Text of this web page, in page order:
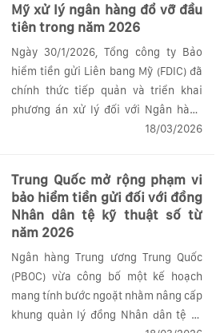
thứ...
Mỹ xử lý ngân hàng đổ vỡ đầu
tiên trong năm 2026
Ngày 30/1/2026, Tổng công ty Bảo
hiểm tiền gửi Liên bang Mỹ (FDIC) đã
chính thức tiếp quản và triển khai
phương án xử lý đối với Ngân hàng
Metropolitan Capital Bank &amp;
vụ đổ vỡ ngân hàng đầu tiên tại Mỹ
trong năm 2026.
18/03/2026
Trung Quốc mở rộng phạm vi
bảo hiểm tiền gửi đối với đồng
Nhân dân tệ kỹ thuật số từ
năm 2026
Ngân hàng Trung ương Trung Quốc
(PBOC) vừa công bố một kế hoạch
mang tính bước ngoặt nhằm nâng cấp
khung quản lý đồng Nhân dân tệ kỹ